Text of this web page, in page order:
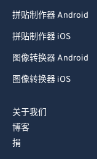
拼贴制作器 Android
拼贴制作器 iOS
图像转换器 Android
图像转换器 iOS
关于我们
博客
捐